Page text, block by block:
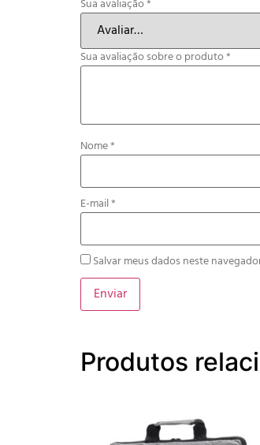
Sua avaliação*
Sua avaliação sobre o produto*
Nome*
E-mail*
Salvar meus dados neste
Produtos